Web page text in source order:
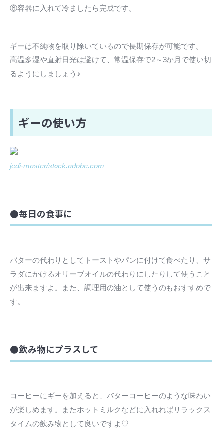
⑥容器に入れて冷ましたら完成です。
ギーは不純物を取り除いているので長期保存が可能です。
高温多湿や直射日光は避けて、常温保存で2～3か月で使い切
るようにしましょう♪
ギーの使い方
jedi-master/stock.adobe.com
●毎日の食事に
バターの代わりとしてトーストやパンに付けて食べたり、サ
ラダにかけるオリーブオイルの代わりにしたりして使うこと
が出来ますよ。また、調理用の油として使うのもおすすめで
す。
●飲み物にプラスして
コーヒーにギーを加えると、バターコーヒーのような味わい
が楽しめます。またホットミルクなどに入れればリラックス
タイムの飲み物として良いですよ♡